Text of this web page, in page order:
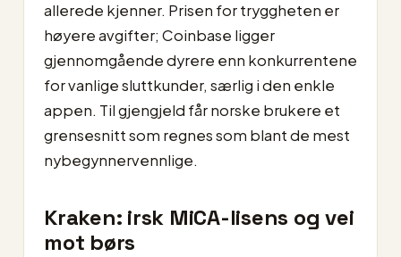
allerede kjenner. Prisen for tryggheten er
høyere avgifter; Coinbase ligger
gjennomgående dyrere enn konkurrentene
for vanlige sluttkunder, særlig i den enkle
appen. Til gjengjeld får norske brukere et
grensesnitt som regnes som blant de mest
nybegynnervennlige.
Kraken: irsk MiCA-lisens og vei
mot børs